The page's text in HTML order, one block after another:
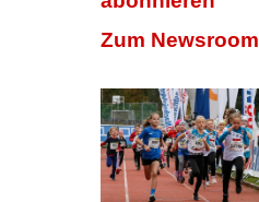
Zum Newsroom